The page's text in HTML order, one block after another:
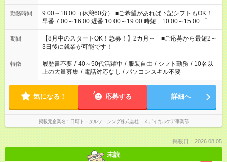
勤務時間
9:00～18:00（休憩60分） ■ご希望があれば下記シフトもOK！
早番 7:00～16:00 遅番 10:00～19:00 時短 10:00～15:00 「家
族と休みを合わせたい」 「余裕を持って夕飯の準備がしたい」
「できれば残業はしたくない」 など、ご希望を教えてください
ね。 ※Wワーク希望の方へ 今ご覧のお仕事で希望する勤務時間
と、もう1つのお仕事の勤務時間。 合計で週40時間を超える場
合は応募できません。
期間
【8月中のスタートOK！急募！】2カ月～ ■ご応募から最短2～
3日後に就業が可能です！
特徴 履歴書不要 / 40～50代活躍中 / 服装自由 / シフト勤務 / 10名以
上の大量募集 / 電話対応なし / パソコンスキル不要
気になる！ 応募する 詳細へ
掲載元企業名 日研トータルソーシング株式会社 メディカルケア事業部
掲載日：2026.08.05
未読